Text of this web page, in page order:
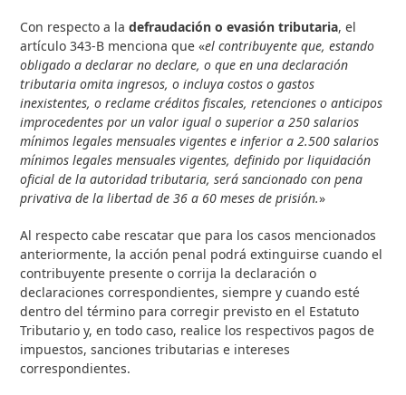
Con respecto a ladefraudación o evasión tributaria, el
artículo 343-B menciona que «el contribuyente que, estando
obligado a declarar no declare, o que en una declaración
tributaria omita ingresos, o incluya costos o gastos
inexistentes, o reclame créditos fiscales, retenciones o anticipos
improcedentes por un valor igual o superior a 250 salarios
mínimos legales mensuales vigentes e inferior a 2.500 salarios
mínimos legales mensuales vigentes, definido por liquidación
oficial de la autoridad tributaria, será sancionado con pena
privativa de la libertad de 36 a 60 meses de prisión.»
Al respecto cabe rescatar que para los casos mencionados
anteriormente, la acción penal podrá extinguirse cuando el
contribuyente presente o corrija la declaración o
declaraciones correspondientes, siempre y cuando esté
dentro del término para corregir previsto en el Estatuto
Tributario y, en todo caso, realice los respectivos pagos de
impuestos, sanciones tributarias e intereses
correspondientes.